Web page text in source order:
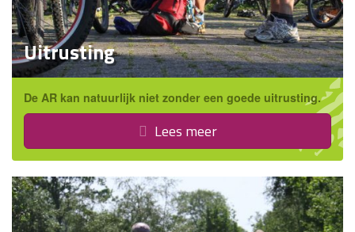
Uitrusting
De AR kan natuurlijk niet zonder een goede uitrusting.
Lees meer